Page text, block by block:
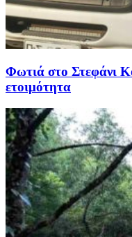
Φωτιά στο Στεφάνι
ετοιμότητα